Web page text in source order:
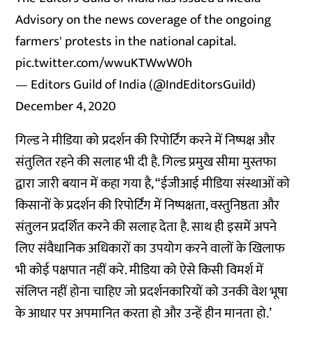
Advisory on the news coverage of the ongoing
farmers' protests in the national capital.
pic.twitter.com/wwuKTWwW0h
— Editors Guild of India (@IndEditorsGuild)
December 4, 2020
गिल्ड ने मीडिया को प्रदर्शन की रिपोर्टिंग करने में निष्पक्ष और
संतुलित रहने की सलाह भी दी है. गिल्ड प्रमुख सीमा मुस्तफा
द्वारा जारी बयान में कहा गया है, “ईजीआई मीडिया संस्थाओं को
किसानों के प्रदर्शन की रिपोर्टिंग में निष्पक्षता, वस्तुनिष्ठता और
संतुलन प्रदर्शित करने की सलाह देता है. साथ ही इसमें अपने
लिए संवैधानिक अधिकारों का उपयोग करने वालों के खिलाफ
भी कोई पक्षपात नहीं करे. मीडिया को ऐसे किसी विमर्श में
संलिप्त नहीं होना चाहिए जो प्रदर्शनकारियों को उनकी वेश भूषा
के आधार पर अपमानित करता हो और उन्हें हीन मानता हो.’